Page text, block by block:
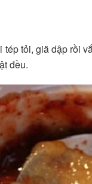
tỏi, giã dập rồi
đều.